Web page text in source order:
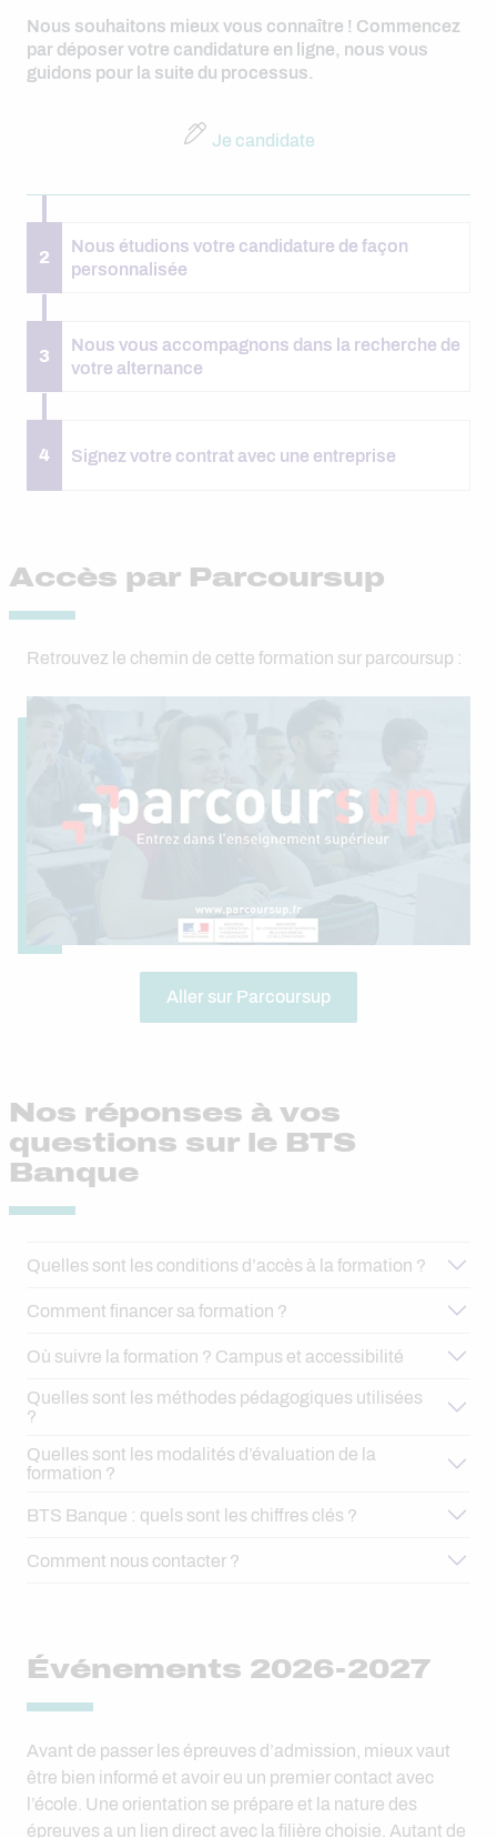
Nous souhaitons mieux vous connaître ! Commencez
par déposer votre candidature en ligne, nous vous
guidons pour la suite du processus.
Je candidate
2
Nous étudions votre candidature de façon
personnalisée
3
Nous vous accompagnons dans la recherche de
votre alternance
4 Signez votre contrat avec une entreprise
Accès par Parcoursup
Retrouvez le chemin de cette formation sur parcoursup :
Aller sur Parcoursup
Nos réponses à vos
questions sur le BTS
Banque
Quelles sont les conditions d’accès à la formation ?
En savoir +
Comment financer sa formation ?
Où suivre la formation ? Campus et accessibilité
Quelles sont les méthodes pédagogiques utilisées
?
Quelles sont les modalités d’évaluation de la
formation ?
BTS Banque : quels sont les chiffres clés ?
Comment nous contacter ?
Événements 2026-2027
Avant de passer les épreuves d’admission, mieux vaut
être bien informé et avoir eu un premier contact avec
l’école. Une orientation se prépare et la nature des
épreuves a un lien direct avec la filière choisie. Autant de